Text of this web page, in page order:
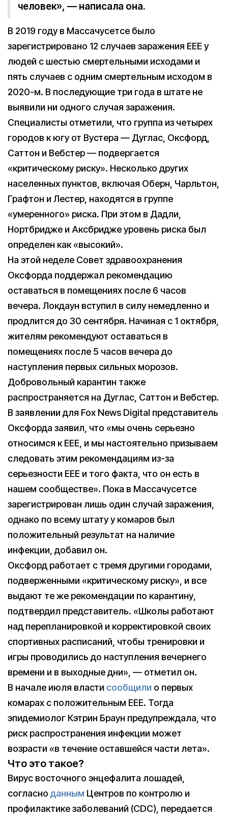
человек», — написала она.
В 2019 году в Массачусетсе было
зарегистрировано 12 случаев заражения EEE у
людей с шестью смертельными исходами и
пять случаев с одним смертельным исходом в
2020-м. В последующие три года в штате не
выявили ни одного случая заражения.
Специалисты отметили, что группа из четырех
городов к югу от Вустера — Дуглас, Оксфорд,
Саттон и Вебстер — подвергается
«критическому риску». Несколько других
населенных пунктов, включая Оберн, Чарльтон,
Графтон и Лестер, находятся в группе
«умеренного» риска. При этом в Дадли,
Нортбридже и Аксбридже уровень риска был
определен как «высокий».
На этой неделе Совет здравоохранения
Оксфорда поддержал рекомендацию
оставаться в помещениях после 6 часов
вечера. Локдаун вступил в силу немедленно и
продлится до 30 сентября. Начиная с 1 октября,
жителям рекомендуют оставаться в
помещениях после 5 часов вечера до
наступления первых сильных морозов.
Добровольный карантин также
распространяется на Дуглас, Саттон и Вебстер.
В заявлении для Fox News Digital представитель
Оксфорда заявил, что «мы очень серьезно
относимся к EEE, и мы настоятельно призываем
следовать этим рекомендациям из-за
серьезности EEE и того факта, что он есть в
нашем сообществе». Пока в Массачусетсе
зарегистрирован лишь один случай заражения,
однако по всему штату у комаров был
положительный результат на наличие
инфекции, добавил он.
Оксфорд работает с тремя другими городами,
подверженными «критическому риску», и все
выдают те же рекомендации по карантину,
подтвердил представитель. «Школы работают
над перепланировкой и корректировкой своих
спортивных расписаний, чтобы тренировки и
игры проводились до наступления вечернего
времени и в выходные дни», — отметил он.
В начале июля власти сообщили о первых
комарах с положительным EEE. Тогда
эпидемиолог Кэтрин Браун предупреждала, что
риск распространения инфекции может
возрасти «в течение оставшейся части лета».
Что это такое?
Вирус восточного энцефалита лошадей,
согласно данным Центров по контролю и
профилактике заболеваний (CDC), передается